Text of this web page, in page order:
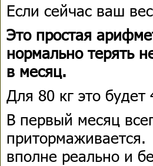
Если сейчас ваш
Это простая
нормально терять
в месяц.
Для 80 кг это будет
В первый месяц
вполне реально и